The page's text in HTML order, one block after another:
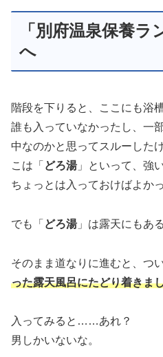
「別府温泉保養ラ
へ
階段を下りると、ここにも浴槽
誰も入っていなかったし、一
中なのかと思ってスルーした
こは「 どろ湯」といって、強
ちょっとは入っておけばよか
でも「 どろ湯」は露天にもあ
そのまま道なりに進むと、つ
った露天風呂にたどり着きま
入ってみると……あれ？
男しかいないな。